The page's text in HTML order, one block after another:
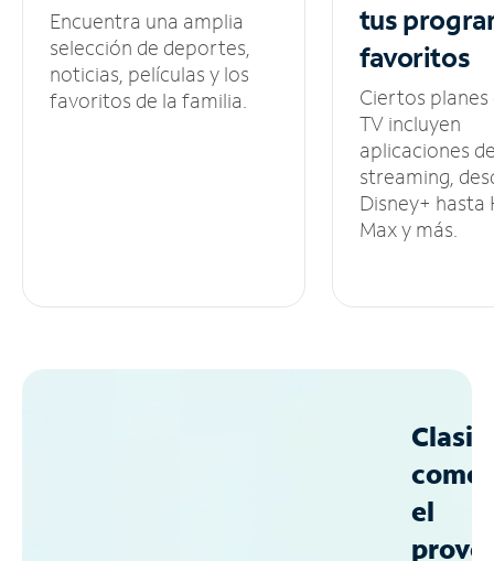
Encuentra una amplia
selección de deportes,
noticias, películas y los
favoritos de la familia.
tus
favoritos
Ciertos planes
TV incluyen
aplicaciones
streaming,
Disney+ hasta
Max y más.
como
el